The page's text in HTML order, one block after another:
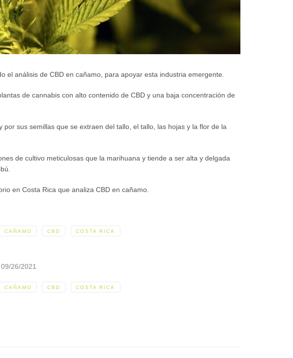
el análisis de CBD en cañamo, para apoyar esta industria emergente.
de cannabis con alto contenido de CBD y una baja concentración de
por sus semillas que se extraen del tallo, el tallo, las hojas y la flor de la
de cultivo meticulosas que la marihuana y tiende a ser alta y delgada
en Costa Rica que analiza CBD en cañamo.
CAÑAMO CBD COSTA RICA
09/26/2021
CAÑAMO CBD COSTA RICA